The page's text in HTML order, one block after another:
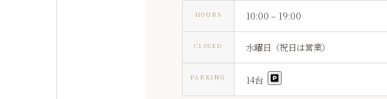
HOURS 10:00 – 19:00
CLOSED 水曜日（祝日は営業）
PARKING 14台